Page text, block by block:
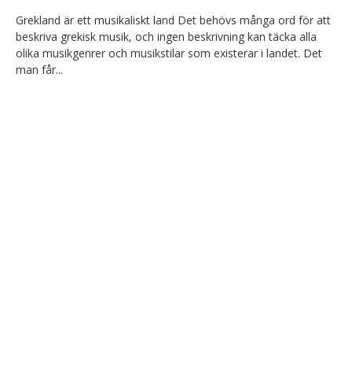
Grekland är ett musikaliskt land Det behövs många ord för att
beskriva grekisk musik, och ingen beskrivning kan täcka alla
olika musikgenrer och musikstilar som existerar i landet. Det
man får...